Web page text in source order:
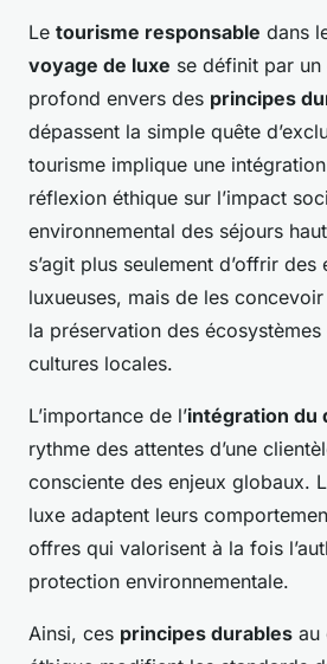
Le tourisme responsable dans
voyage de luxe se définit par un
profond envers des principes
dépassent la simple quête
tourisme implique une
réflexion éthique sur l’impact
environnemental des séjours
s’agit plus seulement d’offrir des
luxueuses, mais de les
la préservation des
cultures locales.
L’importance de l’intégration du
rythme des attentes d’une
consciente des enjeux globaux.
luxe adaptent leurs
offres qui valorisent à la fois
protection environnementale.
Ainsi, ces principes durables au